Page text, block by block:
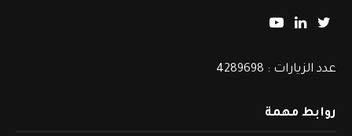
عدد الزيارات : 4289698
روابط مهمة